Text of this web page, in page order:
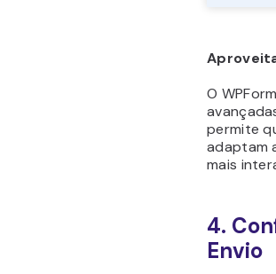
O
permite
adaptam
mais
4.
Envio